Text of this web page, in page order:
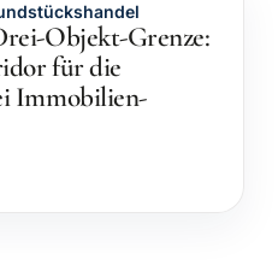
Objekt-Grenze:
für die
Immobilien-